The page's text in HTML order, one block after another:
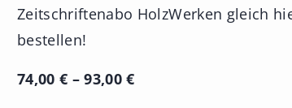
Zeitschriftenabo HolzWerken gleich
bestellen!
74,00 € –93,00€P